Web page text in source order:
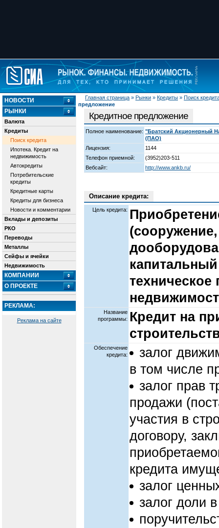
Главная страница » Рынки » Кредиты » Поиск
предложение
НОВОСТИ
РЫНКИ
Валюта
Кредиты
Поиск кредита
Ипотека. Кредит на
недвижимость
Автокредиты
Потребительские
кредиты
Кредитные карты
Кредиты для бизнеса
Новости и комментарии
Вклады и депозиты
РКО
Переводы
Металлы
Сейфы и ячейки
Недвижимость
КОМПАНИИ
О ПРОЕКТЕ
РЕКЛАМА:
Реклама на сайте
Кредитное предложение
Полное наименование: "Братский Акционерный
(ПАО)
Лицензия:
1144
Телефон приемной:
(3952)203-511
Вебсайт:
http://www.ankb.ru/
Описание кредита:
Цель кредита:
Название
программы: Кредит на
Обеспечение
кредита:
залог
в том числе
залог прав
продажи
участия в
договору,
кредита
залог
залог доли